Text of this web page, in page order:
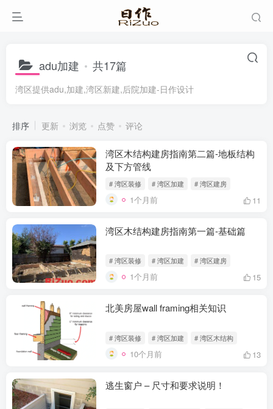
adu加建 共17篇
湾区提供adu,加建,湾区新建,后院加建-日作设计
排序 更新 浏览 点赞 评论
湾区木结构建房指南第二篇-地板结构
及下方管线
# 湾区装修 # 湾区加建 # 湾区建房
1个月前 11
湾区木结构建房指南第一篇-基础篇
# 湾区装修 # 湾区加建 # 湾区建房
1个月前 15
北美房屋wall framing相关知识
# 湾区装修 # 湾区加建 # 湾区木结构
10个月前 13
逃生窗户 – 尺寸和要求说明！